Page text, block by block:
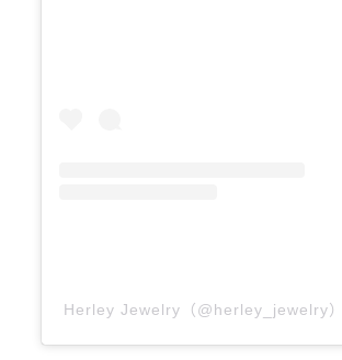
Herley Jewelry（@herley_jewelry